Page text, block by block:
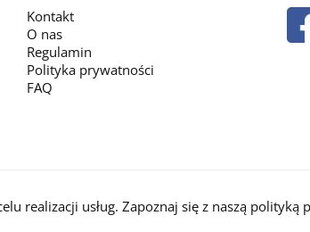
Kontakt
O nas
Regulamin
Polityka prywatności
FAQ
© 2026
realizacji usług. Zapoznaj się z naszą polityką